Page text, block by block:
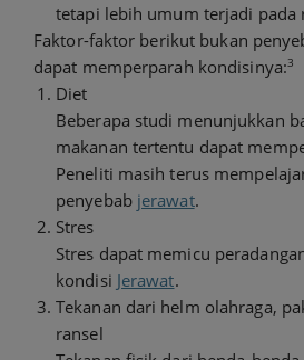
tetapi lebih umum terjadi pada
Faktor-faktor berikut bukan
dapat memperparah kondisinya:3
Diet
Beberapa studi menunjukkan
makanan tertentu dapat
Peneliti masih terus
penyebab jerawat.
Stres
Stres dapat memicu
kondisi Jerawat.
Tekanan dari helm olahraga,
ransel